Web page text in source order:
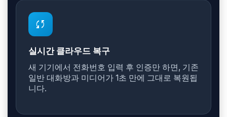
sync
실시간 클라우드 복구
새 기기에서 전화번호 입력 후 인증만 하면, 기존
일반 대화방과 미디어가 1초 만에 그대로 복원됩
니다.